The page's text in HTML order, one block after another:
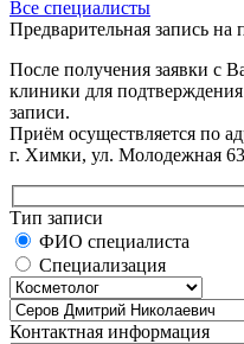
Все специалисты
Предварительная запись на
После получения заявки с
клиники для
записи.
Приём осуществляется по
г. Химки, ул. Молодежная
Тип записи
ФИО специалиста
Специализация
Контактная информация